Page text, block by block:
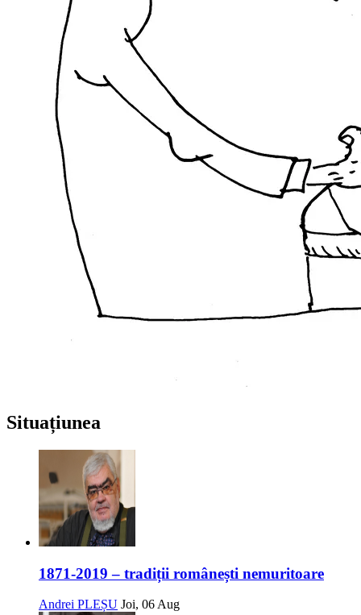
Situațiunea
1871-2019 – tradiții românești nemuritoare
Andrei PLEȘU Joi, 06 Aug